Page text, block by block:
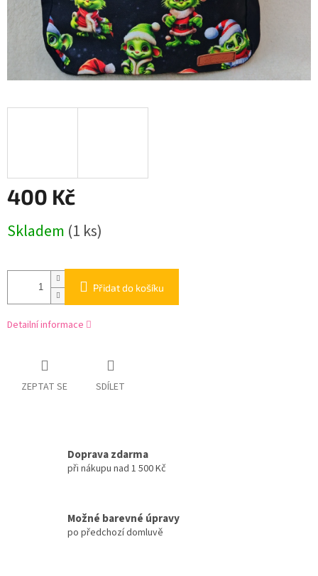
400 Kč
cena:
Skladem (1 ks)
Přidat do košíku
Detailní informace
ZEPTAT SE SDÍLET
Doprava zdarma
při nákupu nad 1 500 Kč
Možné barevné úpravy
po předchozí domluvě